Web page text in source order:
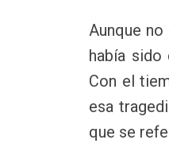
Aunque
había
Con el
esa
que se